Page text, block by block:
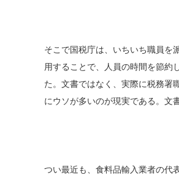
そこで国税庁は、いちいち職員を
用することで、人員の時間を節約
た。文書ではなく、実際に税務署
にウソが多いのが現実である。文
つい最近も、食料品輸入業者の代